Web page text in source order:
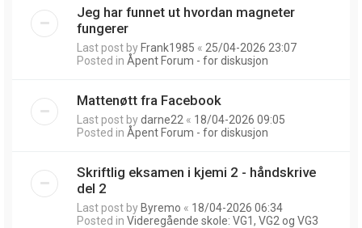
Jeg har funnet ut hvordan magneter
fungerer
Last post by Frank1985 « 25/04-2026 23:07
Posted in Åpent Forum - for diskusjon
Mattenøtt fra Facebook
Last post bydarne22 « 18/04-2026 09:05
Posted in Åpent Forum - for diskusjon
Skriftlig eksamen i kjemi 2 - håndskrive
del 2
Last post by Byremo « 18/04-2026 06:34
Posted in Videregående skole: VG1, VG2 og VG3